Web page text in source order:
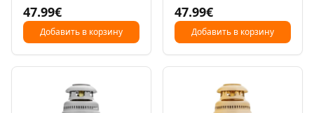
47.99€
Добавить в корзину
47.99€
Добавить в корзину